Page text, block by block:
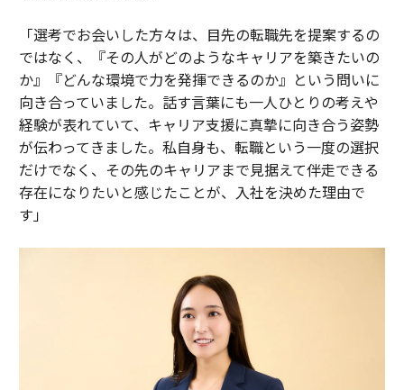
「選考でお会いした方々は、目先の転職先を提案するの
ではなく、『その人がどのようなキャリアを築きたいの
か』『どんな環境で力を発揮できるのか』という問いに
向き合っていました。話す言葉にも一人ひとりの考えや
経験が表れていて、キャリア支援に真摯に向き合う姿勢
が伝わってきました。私自身も、転職という一度の選択
だけでなく、その先のキャリアまで見据えて伴走できる
存在になりたいと感じたことが、入社を決めた理由で
す」